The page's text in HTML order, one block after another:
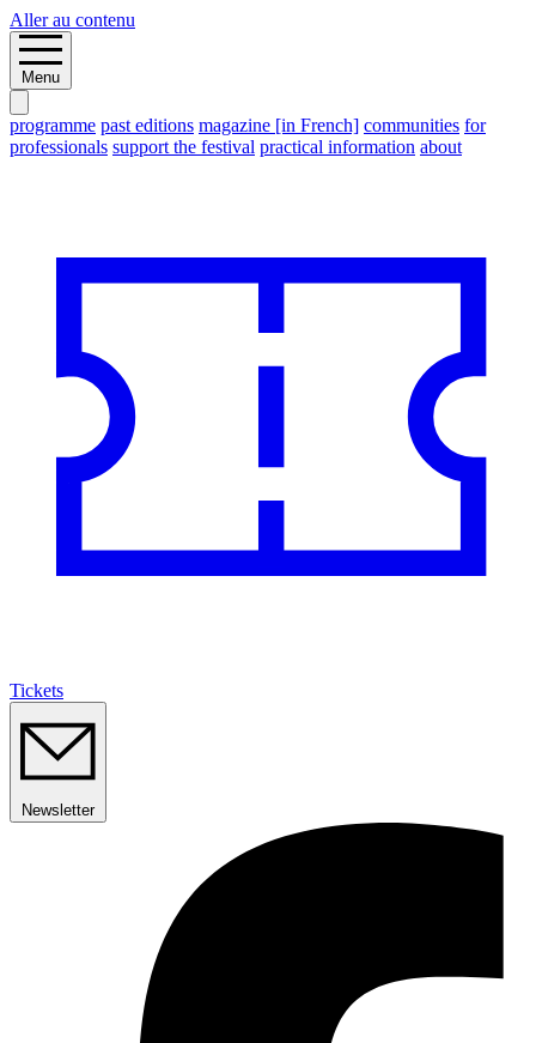
Aller au contenu
Menu
programme past editions magazine [in French] communities for
professionals support the festival practical information about
Tickets
Newsletter